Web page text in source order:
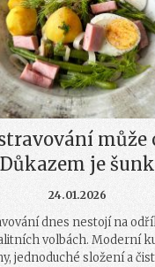
je
24.01.2026
dnes nestojí na
volbách. Moderní
jednoduché složení a